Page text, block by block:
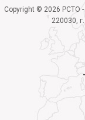
Copyright © 2026 РСТО -
220030,